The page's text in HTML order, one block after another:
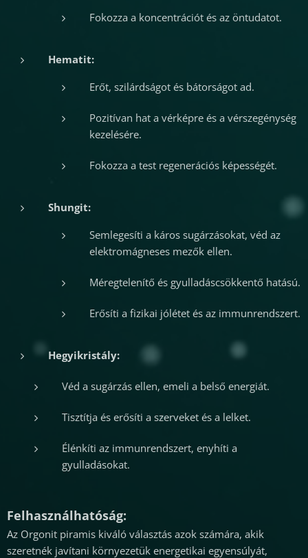
Fokozza a koncentrációt és az öntudatot.
Hematit:
Erőt, szilárdságot és bátorságot ad.
Pozitívan hat a vérképre és a vérszegénység
kezelésére.
Fokozza a test regenerációs képességét.
Shungit:
Semlegesíti a káros sugárzásokat, véd az
elektromágneses mezők ellen.
Méregtelenítő és gyulladáscsökkentő hatású.
Erősíti a fizikai jólétet és az immunrendszert.
Hegyikristály:
Véd a sugárzás ellen, emeli a belső energiát.
Tisztítja és erősíti a szerveket és a lelket.
Élénkíti az immunrendszert, enyhíti a
gyulladásokat.
Felhasználhatóság:
Az Orgonit piramis kiváló választás azok számára, akik
szeretnék javítani környezetük energetikai egyensúlyát,